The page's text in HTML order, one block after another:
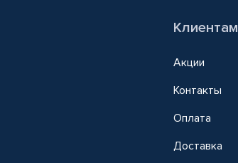
Клиентам
Акции
Контакты
Оплата
Доставка